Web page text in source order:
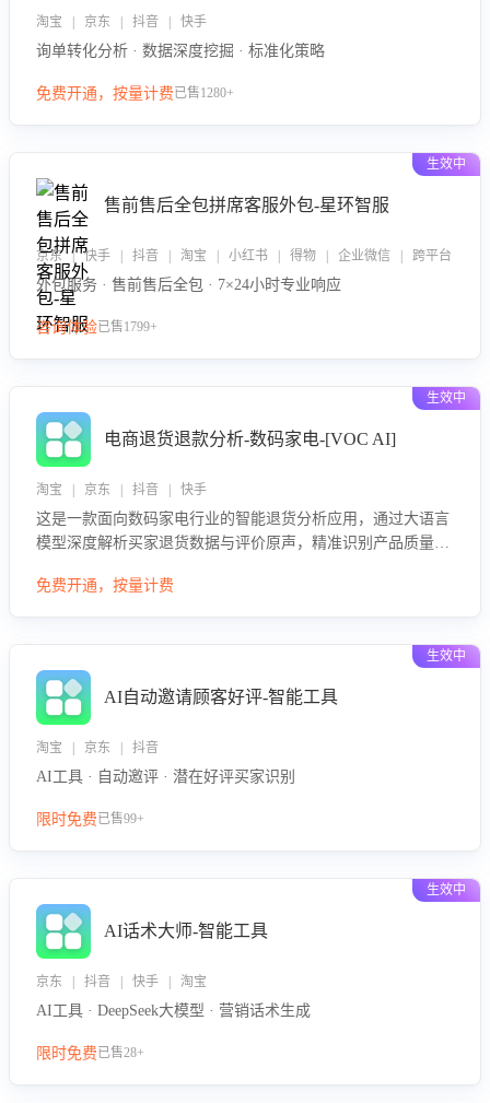
淘宝 | 京东 | 抖音 | 快手
询单转化分析 · 数据深度挖掘 · 标准化策略
免费开通，按量计费已售1280+
生效中
售前售后全包拼席客服外包-星环智服
京东 | 快手 | 抖音 | 淘宝 | 小红书 | 得物 | 企业微信 | 跨平台
外包服务 · 售前售后全包 · 7×24小时专业响应
咨询体验已售1799+
生效中
电商退货退款分析-数码家电-[VOC AI]
淘宝 | 京东 | 抖音 | 快手
这是一款面向数码家电行业的智能退货分析应用，通过大语言
模型深度解析买家退货数据与评价原声，精准识别产品质量、
议，通过挖掘用户痛点驱动产品迭代，从根本上降低退货率，
免费开通，按量计费
生效中
AI自动邀请顾客好评-智能工具
淘宝 | 京东 | 抖音
AI工具 · 自动邀评 · 潜在好评买家识别
限时免费已售99+
生效中
AI话术大师-智能工具
京东 | 抖音 | 快手 | 淘宝
AI工具 · DeepSeek大模型 · 营销话术生成
限时免费已售28+